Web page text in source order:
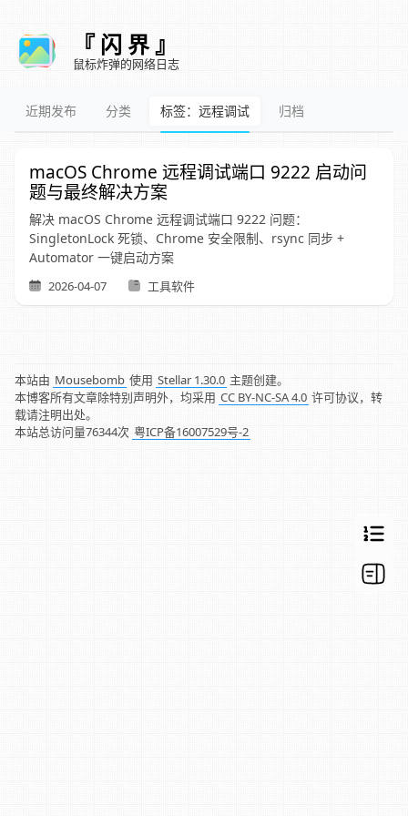
『 闪 界 』
鼠标炸弹的网络日志
近期发布 分类 标签：远程调试 归档
macOS Chrome 远程调试端口 9222 启动问
题与最终解决方案
解决 macOS Chrome 远程调试端口 9222 问题：
SingletonLock 死锁、Chrome 安全限制、rsync 同步 +
Automator 一键启动方案
2026-04-07 工具软件
本站由 Mousebomb 使用 Stellar 1.30.0 主题创建。
本博客所有文章除特别声明外，均采用 CC BY-NC-SA 4.0 许可协议，转
载请注明出处。
本站总访问量76344次 粤ICP备16007529号-2